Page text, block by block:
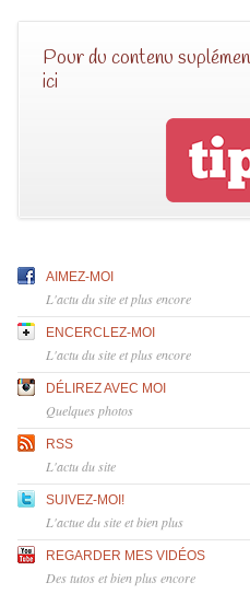
Pour du contenu
ici
AIMEZ-MOI
L'actu du site et plus encore
ENCERCLEZ-MOI
L'actu du site et plus encore
DÉLIREZ AVEC MOI
Quelques photos
RSS
L'actu du site
SUIVEZ-MOI!
L'actue du site et bien plus
REGARDER MES VIDÉOS
Des tutos et bien plus encore